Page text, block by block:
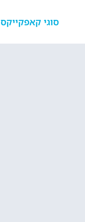
סוגי קאפקייקס